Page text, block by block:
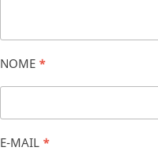
NOME *
E-MAIL *